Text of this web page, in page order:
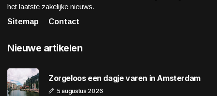
het laatste zakelijke nieuws.
Sitemap
Contact
Nieuwe artikelen
Zorgeloos een dagje varen in Amsterdam
5 augustus 2026